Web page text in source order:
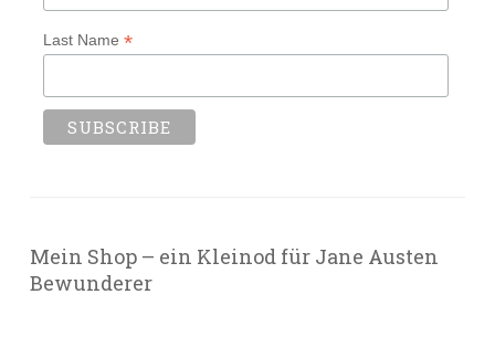
Last Name *
Mein Shop – ein Kleinod für Jane Austen
Bewunderer